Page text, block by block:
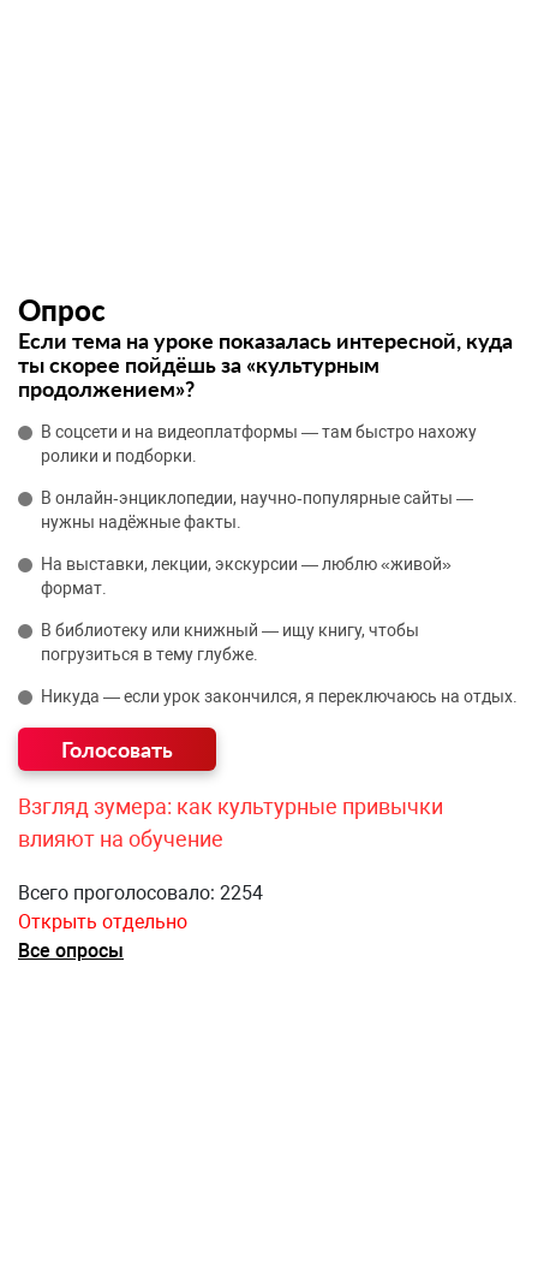
Опрос
Если тема на уроке показалась интересной, куда
ты скорее пойдёшь за «культурным
продолжением»?
В соцсети и на видеоплатформы — там быстро нахожу
ролики и подборки.
В онлайн‑энциклопедии, научно‑популярные сайты —
нужны надёжные факты.
На выставки, лекции, экскурсии — люблю «живой»
формат.
В библиотеку или книжный — ищу книгу, чтобы
погрузиться в тему глубже.
Никуда — если урок закончился, я переключаюсь на отдых.
Взгляд зумера: как культурные привычки
влияют на обучение
Всего проголосовало: 2254
Открыть отдельно
Все опросы